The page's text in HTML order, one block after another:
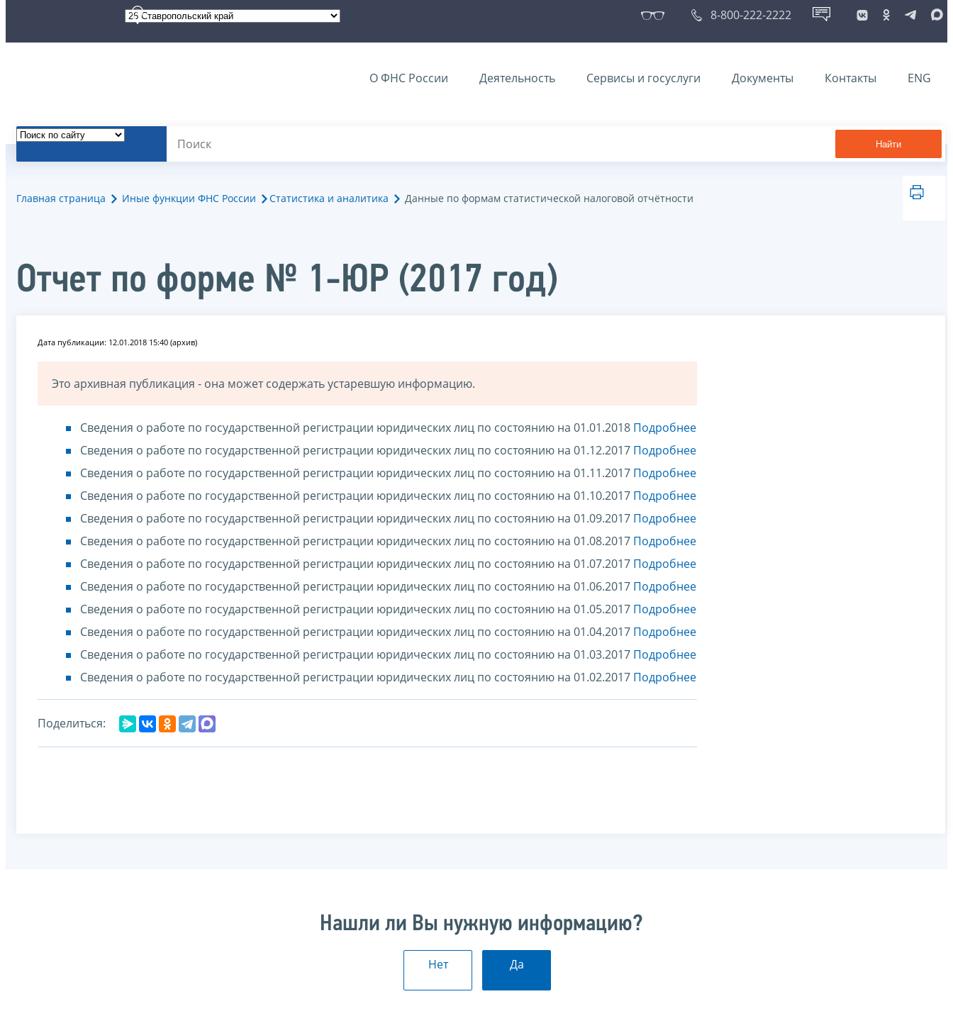
8-800-222-2222
О ФНС России Деятельность Сервисы и госуслуги Документы Контакты ENG
Найти
Главная страница Иные функции ФНС России Статистика и аналитика Данные по формам статистической налоговой отчётности
Отчет по форме № 1-ЮР (2017 год)
Дата публикации: 12.01.2018 15:40 (архив)
Это архивная публикация - она может содержать устаревшую информацию.
Сведения о работе по государственной регистрации юридических лиц по состоянию на 01.01.2018 Подробнее
Сведения о работе по государственной регистрации юридических лиц по состоянию на 01.12.2017 Подробнее
Сведения о работе по государственной регистрации юридических лиц по состоянию на 01.11.2017 Подробнее
Сведения о работе по государственной регистрации юридических лиц по состоянию на 01.10.2017 Подробнее
Сведения о работе по государственной регистрации юридических лиц по состоянию на 01.09.2017 Подробнее
Сведения о работе по государственной регистрации юридических лиц по состоянию на 01.08.2017 Подробнее
Сведения о работе по государственной регистрации юридических лиц по состоянию на 01.07.2017 Подробнее
Сведения о работе по государственной регистрации юридических лиц по состоянию на 01.06.2017 Подробнее
Сведения о работе по государственной регистрации юридических лиц по состоянию на 01.05.2017 Подробнее
Сведения о работе по государственной регистрации юридических лиц по состоянию на 01.04.2017 Подробнее
Сведения о работе по государственной регистрации юридических лиц по состоянию на 01.03.2017 Подробнее
Сведения о работе по государственной регистрации юридических лиц по состоянию на 01.02.2017 Подробнее
Поделиться:
Нашли ли Вы нужную информацию?
Нет Да